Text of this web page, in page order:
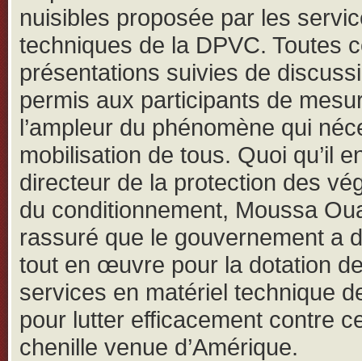
nuisibles proposée par les
techniques de la DPVC. Toutes
présentations suivies de
permis aux participants de
l’ampleur du phénomène qui
mobilisation de tous. Quoi qu’il
directeur de la protection des
du conditionnement, Moussa
rassuré que le gouvernement a
tout en œuvre pour la dotation
services en matériel technique
pour lutter efficacement contre
chenille venue d’Amérique.